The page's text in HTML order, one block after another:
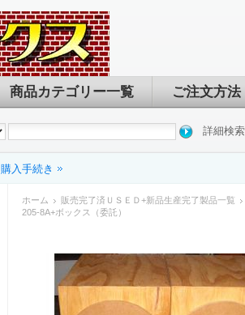
商品カテゴリー一覧 ご注文方法
詳細検索
購入手続き
ホーム 販売完了済ＵＳＥＤ+新品生産完了製品一覧
205-8A+ボックス（委託）